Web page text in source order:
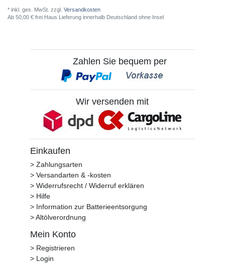
* inkl. ges. MwSt. zzgl. Versandkosten
Ab 50,00 € frei Haus Lieferung innerhalb Deutschland ohne Insel
Zahlen Sie bequem per
Wir versenden mit
Einkaufen
> Zahlungsarten
> Versandarten & -kosten
> Widerrufsrecht / Widerruf erklären
> Hilfe
> Information zur Batterieentsorgung
> Altölverordnung
Mein Konto
> Registrieren
> Login